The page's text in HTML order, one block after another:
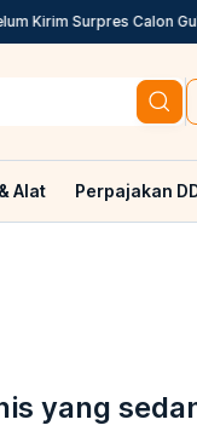
Surpres Calon
Alat Perpajakan
yang